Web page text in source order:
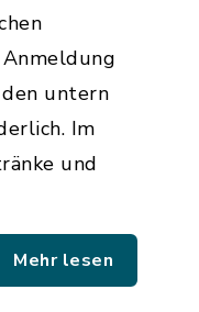
untern
Im
und
Mehr lesen